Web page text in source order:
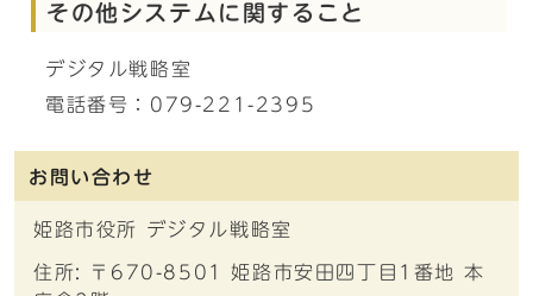
その他システムに関すること
デジタル戦略室
電話番号：079-221-2395
お問い合わせ
姫路市役所 デジタル戦略室
住所: 〒670-8501 姫路市安田四丁目1番地 本